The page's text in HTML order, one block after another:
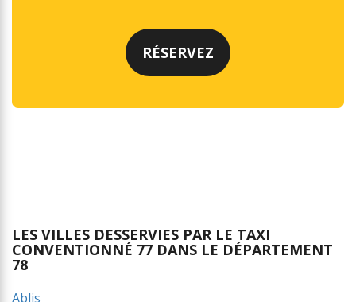
LES VILLES DESSERVIES PAR LE TAXI
CONVENTIONNÉ 77 DANS LE DÉPARTEMENT
78
Ablis